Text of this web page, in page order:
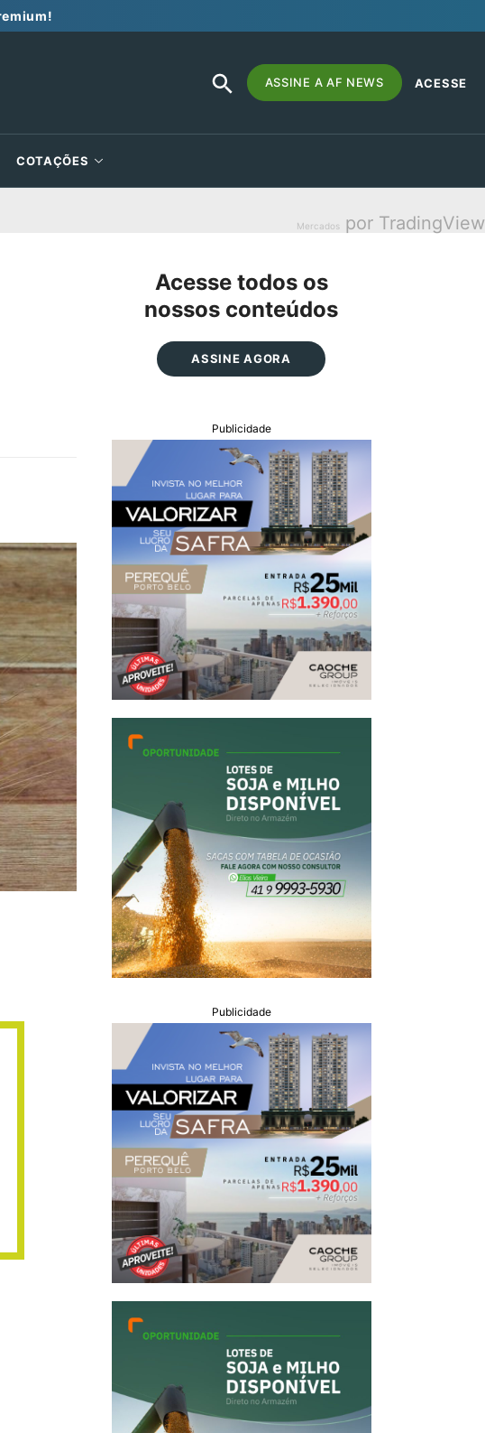
Search
for:
SEARCH
BUTTON
ASSINE A AF NEWS ACESSE
COTAÇÕES
Mercados por TradingView
Acesse todos os
nossos conteúdos
ASSINE AGORA
Publicidade
Publicidade